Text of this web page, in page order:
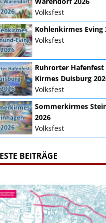
Volksfest
Kohlenkirmes Eving
Volksfest
Ruhrorter
Kirmes Duisburg
Volksfest
Sommerkirmes
2026
Volksfest
BEITRÄGE